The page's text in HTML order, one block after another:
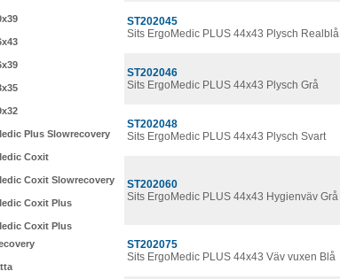
Plus Slowrecovery
Coxit
Coxit Slowrecovery
Coxit Plus
Coxit Plus
ST202045
Sits ErgoMedic PLUS 44x43 Plysch Realblå
ST202046
Sits ErgoMedic PLUS 44x43 Plysch Grå
ST202048
Sits ErgoMedic PLUS 44x43 Plysch Svart
ST202060
Sits ErgoMedic PLUS 44x43 Hygienväv Grå
ST202075
Sits ErgoMedic PLUS 44x43 Väv vuxen Blå